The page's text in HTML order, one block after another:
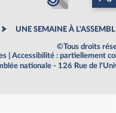
UNE SEMAINE À
©Tous droits
Accessibilité : partiellement
nationale - 126 Rue de